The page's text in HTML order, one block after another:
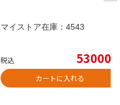
マイストア在庫： 4543
税込 53000
カートに入れる